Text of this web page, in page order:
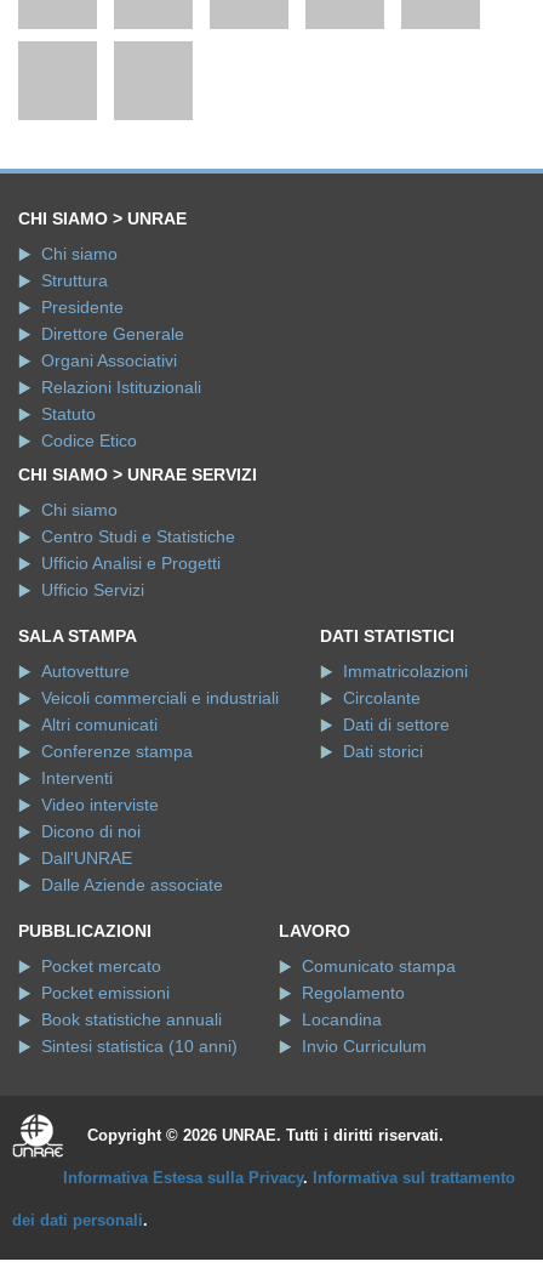
CHI SIAMO > UNRAE
Chi siamo
Struttura
Presidente
Direttore Generale
Organi Associativi
Relazioni Istituzionali
Statuto
Codice Etico
CHI SIAMO > UNRAE SERVIZI
Chi siamo
Centro Studi e Statistiche
Ufficio Analisi e Progetti
Ufficio Servizi
SALA STAMPA
Autovetture
Veicoli commerciali e industriali
Altri comunicati
Conferenze stampa
Interventi
Video interviste
Dicono di noi
Dall'UNRAE
Dalle Aziende associate
DATI STATISTICI
Immatricolazioni
Circolante
Dati di settore
Dati storici
PUBBLICAZIONI
Pocket mercato
Pocket emissioni
Book statistiche annuali
Sintesi statistica (10 anni)
LAVORO
Comunicato stampa
Regolamento
Locandina
Invio Curriculum
Copyright © 2026 UNRAE. Tutti i diritti riservati.
Informativa Estesa sulla Privacy. Informativa sul trattamento
dei dati personali.